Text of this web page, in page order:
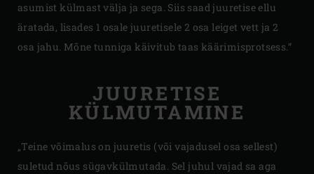
asumist külmast välja ja sega. Siis saad juuretise ellu
äratada, lisades 1 osale juuretisele 2 osa leiget vett ja 2
osa jahu. Mõne tunniga käivitub taas käärimisprotsess.“
JUURETISE
KÜLMUTAMINE
„Teine võimalus on juuretis (või vajadusel osa sellest)
suletud nõus sügavkülmutada. Sel juhul vajad sa aga